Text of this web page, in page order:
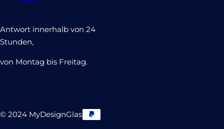
Antwort innerhalb von 24
Stunden,
von Montag bis Freitag.
© 2024 MyDesignGlas